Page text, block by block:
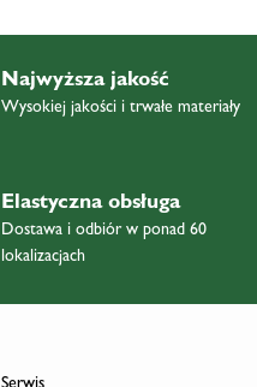
Najwyższa jakość
Wysokiej jakości i trwałe materiały
Elastyczna obsługa
Dostawa i odbiór w ponad 60
lokalizacjach